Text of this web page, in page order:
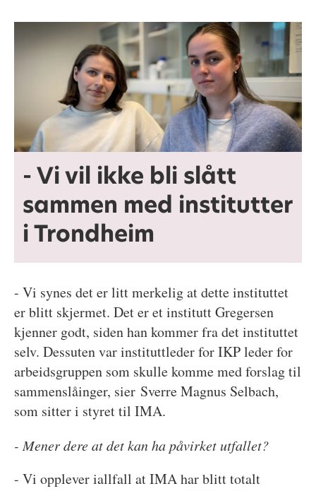
- Vi vil ikke bli slått
sammen med institutter
i Trondheim
- Vi synes det er litt merkelig at dette instituttet
er blitt skjermet. Det er et institutt Gregersen
kjenner godt, siden han kommer fra det instituttet
selv. Dessuten var instituttleder for IKP leder for
arbeidsgruppen som skulle komme med forslag til
sammenslåinger, sier Sverre Magnus Selbach,
som sitter i styret til IMA.
- Mener dere at det kan ha påvirket utfallet?
- Vi opplever iallfall at IMA har blitt totalt